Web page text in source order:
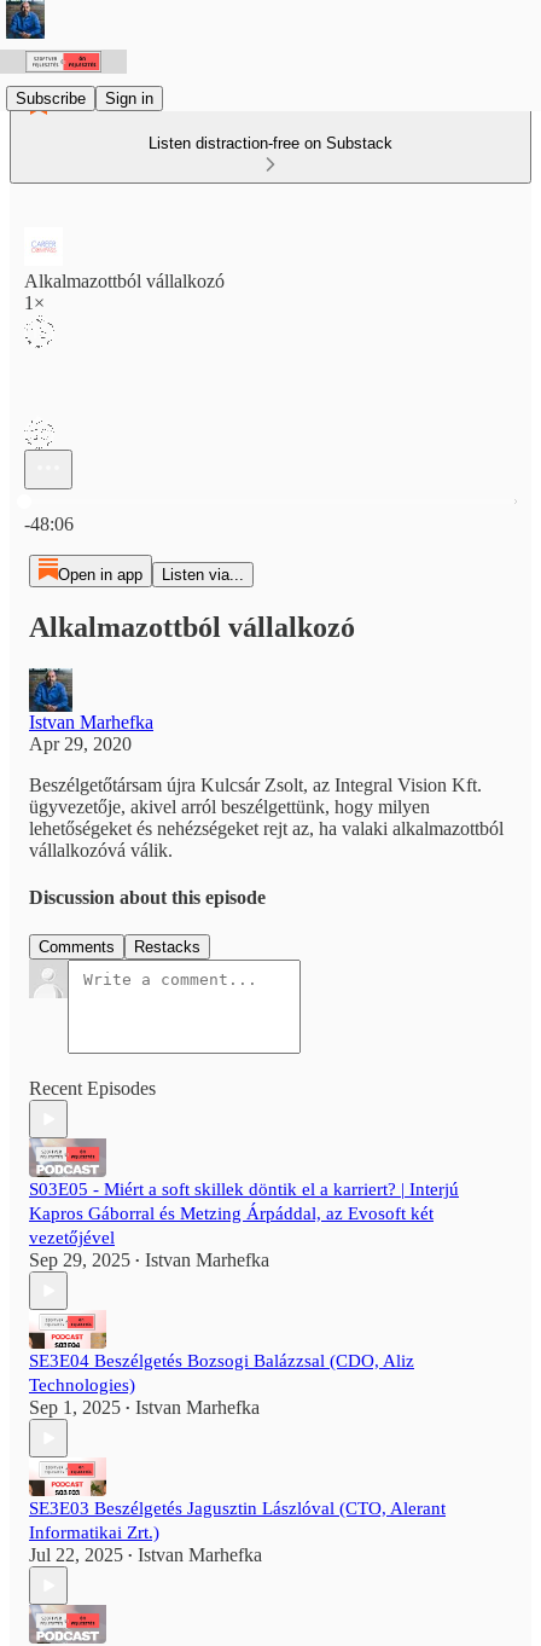
Subscribe Sign in
Listen distraction-free on Substack
Alkalmazottból vállalkozó
1×
-48:06
Open in app Listen via...
Alkalmazottból vállalkozó
Istvan Marhefka
Apr 29, 2020
Beszélgetőtársam újra Kulcsár Zsolt, az Integral Vision Kft.
ügyvezetője, akivel arról beszélgettünk, hogy milyen
lehetőségeket és nehézségeket rejt az, ha valaki alkalmazottból
vállalkozóvá válik.
Discussion about this episode
Comments Restacks
Recent Episodes
S03E05 - Miért a soft skillek döntik el a karriert? | Interjú
Kapros Gáborral és Metzing Árpáddal, az Evosoft két
vezetőjével
Sep 29, 2025 • Istvan Marhefka
SE3E04 Beszélgetés Bozsogi Balázzsal (CDO, Aliz
Technologies)
Sep 1, 2025 • Istvan Marhefka
SE3E03 Beszélgetés Jagusztin Lászlóval (CTO, Alerant
Informatikai Zrt.)
Jul 22, 2025 • Istvan Marhefka